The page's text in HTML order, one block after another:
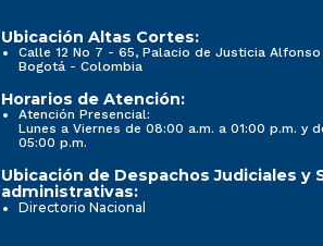
Ubicación Altas Cortes:
Calle 12 No 7 - 65, Palacio de Justicia Alfonso
Bogotá - Colombia
Horarios de Atención:
Atención Presencial:
Lunes a Viernes de 08:00 a.m. a 01:00 p.m. y
05:00 p.m.
Ubicación de Despachos Judiciales y
administrativas:
Directorio Nacional